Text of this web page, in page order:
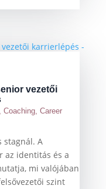
vezetői
Coaching, Career
stagnál. A
az identitás és a
mi valójában
szint